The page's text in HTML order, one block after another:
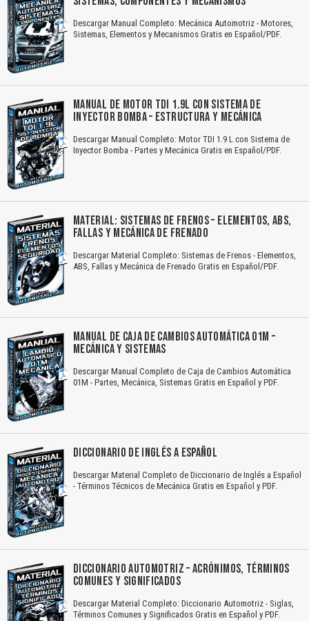
Descargar Manual Completo: Mecánica Automotriz - Motores,
Sistemas, Elementos y Mecanismos Gratis en Español/PDF.
MANUAL DE MOTOR TDI 1.9L CON SISTEMA DE
INYECTOR BOMBA – ESTRUCTURA Y MECÁNICA
Descargar Manual Completo: Motor TDI 1.9 L con Sistema de
Inyector Bomba - Partes y Mecánica Gratis en Español/PDF.
MATERIAL: SISTEMAS DE FRENOS – ELEMENTOS, ABS,
FALLAS Y MECÁNICA DE FRENADO
Descargar Material Completo: Sistemas de Frenos - Elementos,
ABS, Fallas y Mecánica de Frenado Gratis en Español/PDF.
MANUAL DE CAJA DE CAMBIOS AUTOMÁTICA 01M –
MECÁNICA Y SISTEMAS
Descargar Manual Completo de Caja de Cambios Automática
01M - Partes, Mecánica, Sistemas Gratis en Español y PDF.
DICCIONARIO DE INGLÉS A ESPAÑOL
Descargar Material Completo de Diccionario de Inglés a Español
- Términos Técnicos de Mecánica Gratis en Español y PDF.
DICCIONARIO AUTOMOTRIZ – ACRÓNIMOS, TÉRMINOS
COMUNES Y SIGNIFICADOS
Descargar Material Completo: Diccionario Automotriz - Siglas,
Términos Comunes y Significados Gratis en Español y PDF.
Texto o Imagen de portada son erróneos.
Reportar otro tipo de error...